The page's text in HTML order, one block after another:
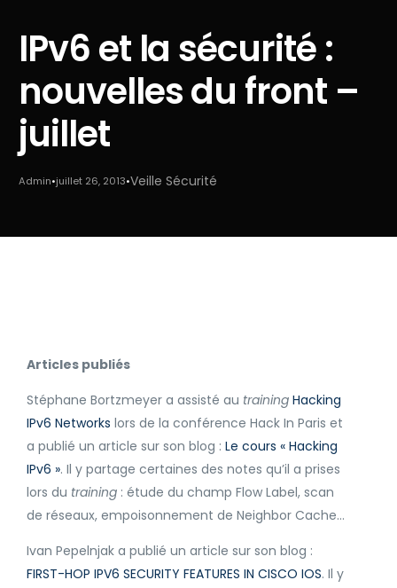
IPv6 et la sécurité :
nouvelles du front –
juillet
Admin juillet 26, 2013 Veille Sécurité
Articles publiés
Stéphane Bortzmeyer a assisté au training Hacking
IPv6 Networks lors de la conférence Hack In Paris et
a publié un article sur son blog : Le cours « Hacking
IPv6 ». Il y partage certaines des notes qu’il a prises
lors du training : étude du champ Flow Label, scan
de réseaux, empoisonnement de Neighbor Cache…
Ivan Pepelnjak a publié un article sur son blog :
FIRST-HOP IPV6 SECURITY FEATURES IN CISCO IOS. Il y